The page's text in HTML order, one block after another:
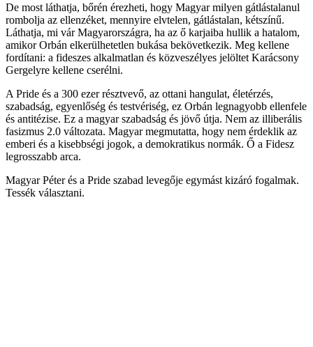
De most láthatja, bőrén érezheti, hogy Magyar milyen gátlástalanul
rombolja az ellenzéket, mennyire elvtelen, gátlástalan, kétszínű.
Láthatja, mi vár Magyarországra, ha az ő karjaiba hullik a hatalom,
amikor Orbán elkerülhetetlen bukása bekövetkezik. Meg kellene
fordítani: a fideszes alkalmatlan és közveszélyes jelöltet Karácsony
Gergelyre kellene cserélni.
A Pride és a 300 ezer résztvevő, az ottani hangulat, életérzés,
szabadság, egyenlőség és testvériség, ez Orbán legnagyobb ellenfele
és antitézise. Ez a magyar szabadság és jövő útja. Nem az illiberális
fasizmus 2.0 változata. Magyar megmutatta, hogy nem érdeklik az
emberi és a kisebbségi jogok, a demokratikus normák. Ő a Fidesz
legrosszabb arca.
Magyar Péter és a Pride szabad levegője egymást kizáró fogalmak.
Tessék választani.